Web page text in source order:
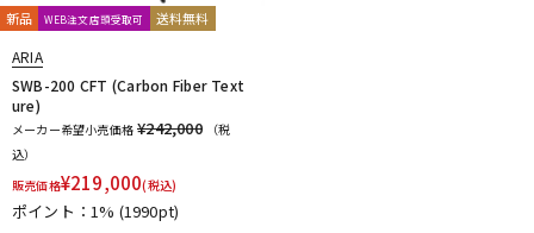
新品 WEB注文店頭受取可 送料無料
ARIA
SWB-200 CFT (Carbon Fiber Text
ure)
メーカー希望小売価格 ¥242,000
（税
込）
販売価格¥219,000(税込)
ポイント：1% (1990pt)